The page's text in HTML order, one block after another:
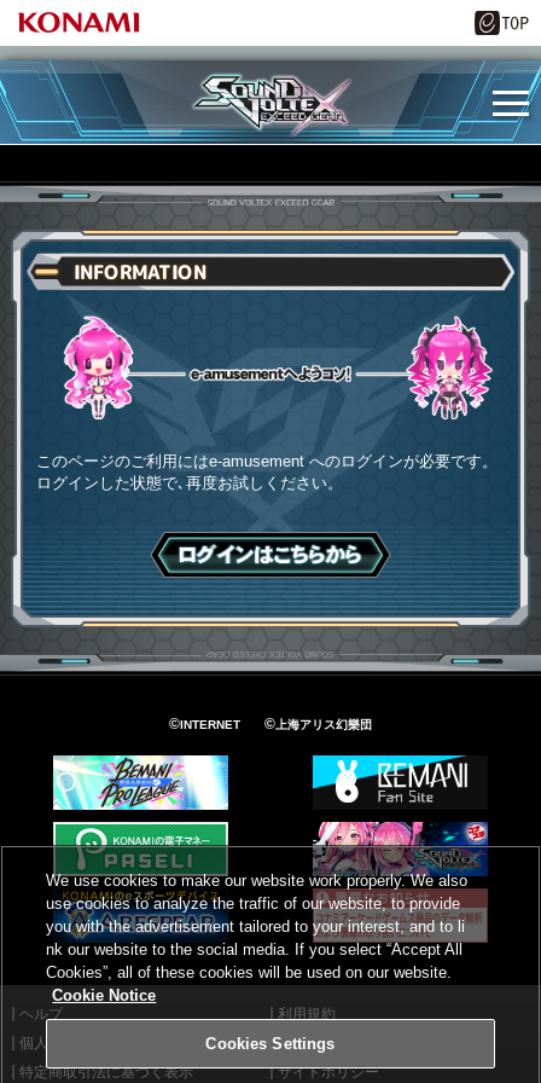
INFORMATION
このページのご利用にはe-amusement へのログインが必要です。
ログインした状態で､再度お試しください。
ログインはこちら
©INTERNET ©上海アリス幻樂団
ヘルプ
利用規約
個人情報等保護方針
外部送信について
特定商取引法に基づく表示
サイトポリシー
We use cookies to make our website work properly. We also
use cookies to analyze the traffic of our website, to provide
you with the advertisement tailored to your interest, and to li
nk our website to the social media. If you select “Accept All
Cookies”, all of these cookies will be used on our website.
Cookie Notice
Cookies Settings